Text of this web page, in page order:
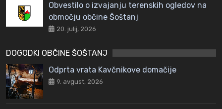
Obvestilo o izvajanju terenskih ogledov na
območju občine Šoštanj
20. julij, 2026
DOGODKI OBČINE ŠOŠTANJ
Odprta vrata Kavčnikove domačije
9. avgust, 2026